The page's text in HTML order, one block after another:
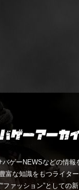
ゲーNEWSなどの情
富な知識をもつライタ
ファッション”としての